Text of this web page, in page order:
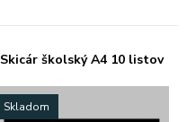
Skicár školský A4 10 listov
Skladom